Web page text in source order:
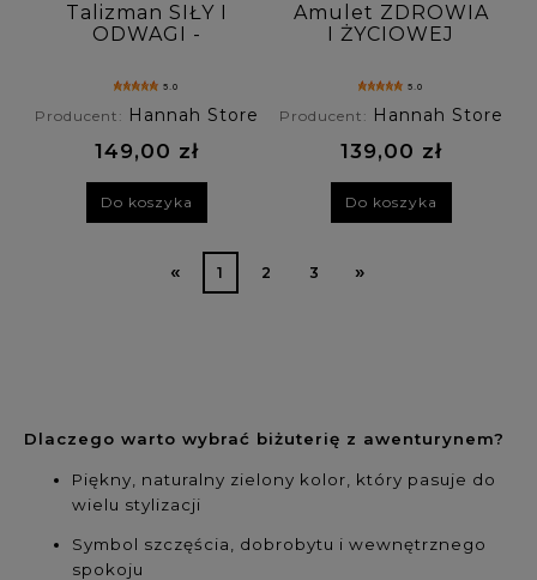
Talizman SIŁY I
ODWAGI -
z bronzytu,
tygrysiego oka i
awenturynu
5.0
Producent: Hannah Store
149,00 zł
Do koszyka
Amulet ZDROWIA
I ŻYCIOWEJ
bransoletka męska
z jaspisu
obrazkowego,
nefrytu,
awenturynu i
onyksu
5.0
Producent: Hannah Store
139,00 zł
Do koszyka
« 1 2 3 »
Dlaczego warto wybrać biżuterię z awenturynem?
Piękny, naturalny zielony kolor, który pasuje do
wielu stylizacji
Symbol szczęścia, dobrobytu i wewnętrznego
spokoju